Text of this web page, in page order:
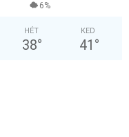
6%
HÉT
38°
KED
41 °